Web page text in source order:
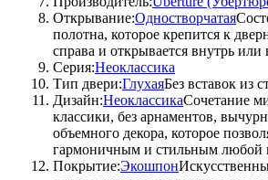
Открывание:Одностворчатая
полотна, которое крепится к
справа и открывается внутрь или
Серия:Неоклассика
Тип двери:ГлухаяБез вставок из
Дизайн:НеоклассикаСочетание
классики, без арнаментов,
объемного декора, которое
гармоничным и стильным любой
Покрытие:Экошпон